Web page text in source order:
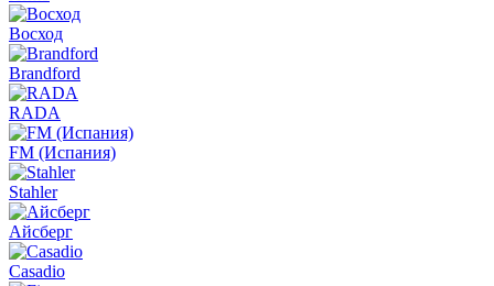
Восход
Brandford
RADA
FM (Испания)
Stahler
Айсберг
Casadio